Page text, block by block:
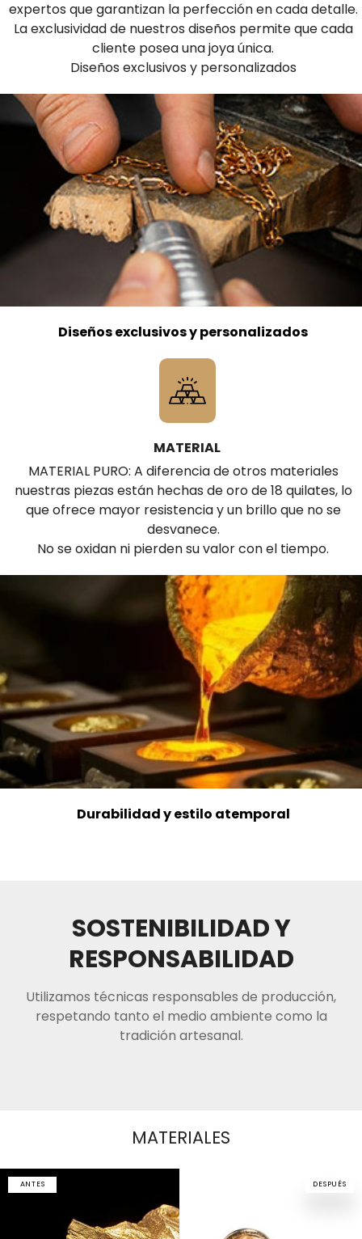
expertos que garantizan la perfección en cada detalle.
La exclusividad de nuestros diseños permite que cada
cliente posea una joya única.
Diseños exclusivos y personalizados
Diseños exclusivos y personalizados
MATERIAL
MATERIAL PURO: A diferencia de otros materiales
nuestras piezas están hechas de oro de 18 quilates, lo
que ofrece mayor resistencia y un brillo que no se
desvanece.
No se oxidan ni pierden su valor con el tiempo.
Durabilidad y estilo atemporal
SOSTENIBILIDAD Y
RESPONSABILIDAD
Utilizamos técnicas responsables de producción,
respetando tanto el medio ambiente como la
tradición artesanal.
MATERIALES
ANTES DESPUÉS